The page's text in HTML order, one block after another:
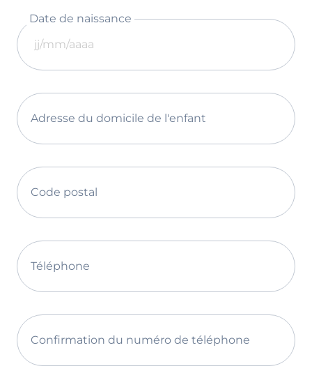
Date de naissance
Adresse du domicile de l'enfant
Code postal
Téléphone
Confirmation du numéro de téléphone